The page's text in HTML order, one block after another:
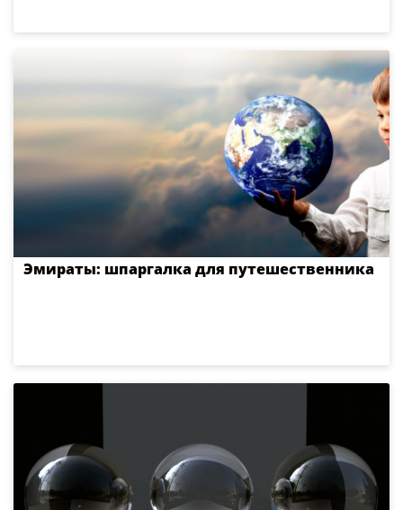
Эмираты: шпаргалка для путешественника